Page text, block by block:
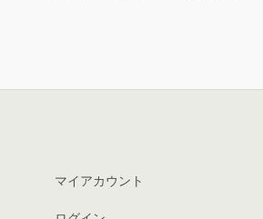
マイアカウント